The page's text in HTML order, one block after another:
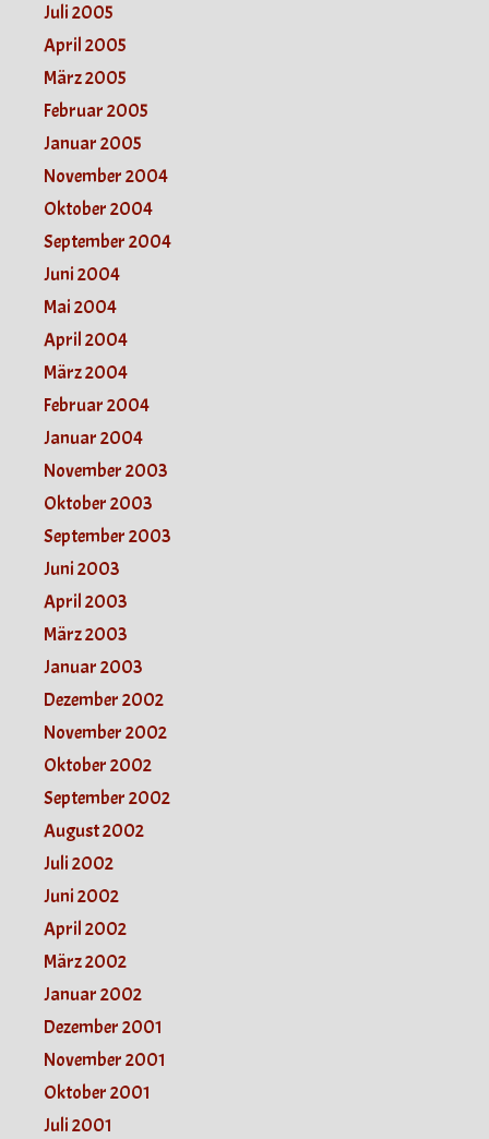
Juli 2005
April 2005
März 2005
Februar 2005
Januar 2005
November 2004
Oktober 2004
September 2004
Juni 2004
Mai 2004
April 2004
März 2004
Februar 2004
Januar 2004
November 2003
Oktober 2003
September 2003
Juni 2003
April 2003
März 2003
Januar 2003
Dezember 2002
November 2002
Oktober 2002
September 2002
August 2002
Juli 2002
Juni 2002
April 2002
März 2002
Januar 2002
Dezember 2001
November 2001
Oktober 2001
Juli 2001